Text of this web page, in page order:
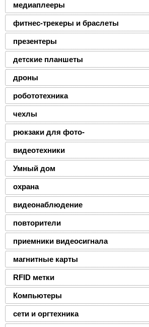
медиаплееры
фитнес-трекеры и браслеты
презентеры
детские планшеты
дроны
робототехника
чехлы
рюкзаки для фото-
видеотехники
Умный дом
охрана
видеонаблюдение
повторители
приемники видеосигнала
магнитные карты
RFID метки
Компьютеры
сети и оргтехника